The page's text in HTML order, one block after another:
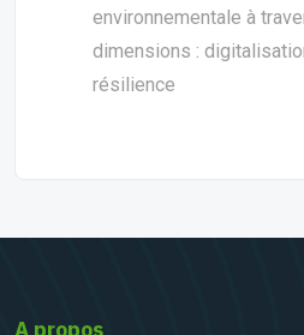
environnementale à
dimensions :
résilience